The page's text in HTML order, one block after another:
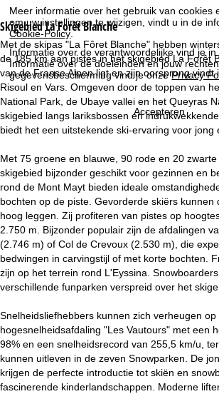
Meer informatie over het gebruik van cookies
om uw instellingen te wijzigen, vindt u in de
Cookie-Policy.
Informatie over de verantwoordelijke vind je in
Informatie over de doeleinden en jouw
gegevensbescherming vind je onzePrivacy
Accepteren
SkigebiedLa Forêt Blanche
Met de skipas "La Fôret Blanche" hebben
de 185 km aan pistes in het skigebied La Forêt
van de Franse Alpen ligt en zijn oorsprong vindt
Risoul en Vars. Omgeven door de toppen van
National Park, de Ubaye vallei en het Queyras
skigebied langs lariksbossen en
biedt het een uitstekende ski-ervaring voor jong
Met 75 groene en blauwe, 90 rode en 20
skigebied bijzonder geschikt voor gezinnen en
rond de Mont Mayt bieden ideale
bochten op de piste. Gevorderde skiërs kunnen
hoog leggen. Zij profiteren van pistes op
2.750 m. Bijzonder populair zijn de afdalingen
(2.746 m) of Col de Crevoux (2.530 m), die
bedwingen in carvingstijl of met korte bochten.
zijn op het terrein rond L'Eyssina.
verschillende funparken verspreid over het
Snelheidsliefhebbers kunnen zich verheugen op
hogesnelheidsafdaling "Les Vautours" met een
98% en een snelheidsrecord van 255,5 km/u,
kunnen uitleven in de zeven Snowparken. De
krijgen de perfecte introductie tot skiën en
fascinerende kinderlandschappen. Moderne